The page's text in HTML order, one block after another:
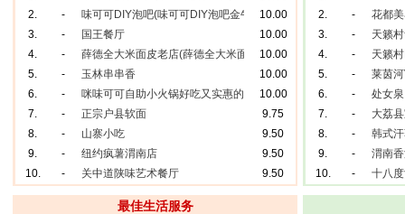
2.
- 味可可DIY泡吧(味可可DIY泡吧金牛店)10.00
3.
- 国王餐厅
10.00
4.
- 薛德全大米面皮老店(薛德全大米面皮老店)
10.00
5.
- 玉林串串香
10.00
6.
- 咪味可可自助小火锅好吃又实惠的火锅10.00
7.
- 正宗户县软面
9.75
8.
- 山寨小吃
9.50
9.
- 纽约疯薯渭南店
9.50
10.
- 关中道陕味艺术餐厅 9.50
2.
-
花都
3.
-
天籁
4.
-
天籁
5.
-
莱茵
6.
-
处女泉
7.
-
大荔
8.
-
韩式
9.
-
渭南
10.
- 十八
最佳生活服务